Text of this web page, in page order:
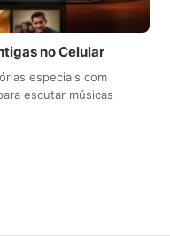
no Celular
especiais com
escutar músicas